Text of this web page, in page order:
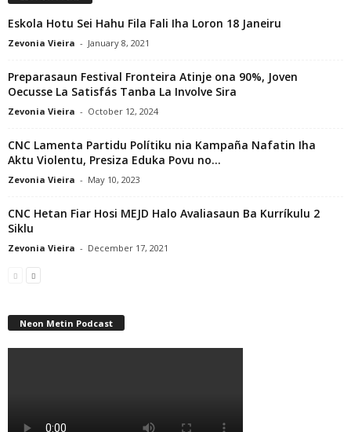
Eskola Hotu Sei Hahu Fila Fali Iha Loron 18 Janeiru
Zevonia Vieira - January 8, 2021
Preparasaun Festival Fronteira Atinje ona 90%, Joven
Oecusse La Satisfás Tanba La Involve Sira
Zevonia Vieira - October 12, 2024
CNC Lamenta Partidu Polítiku nia Kampaña Nafatin Iha
Aktu Violentu, Presiza Eduka Povu no...
Zevonia Vieira - May 10, 2023
CNC Hetan Fiar Hosi MEJD Halo Avaliasaun Ba Kurríkulu 2
Siklu
Zevonia Vieira - December 17, 2021
Neon Metin Podcast